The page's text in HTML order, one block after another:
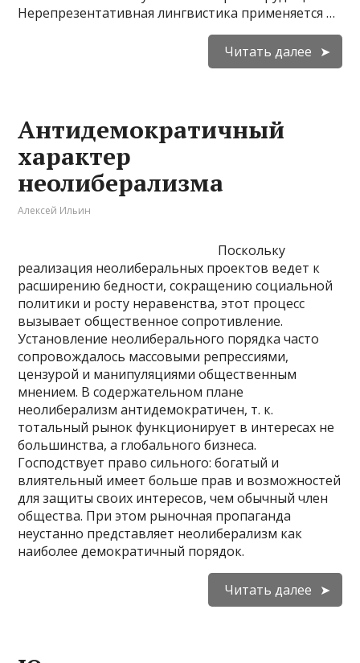
Нерепрезентативная лингвистика применяется …
Читать далее
Антидемократичный
характер
неолиберализма
Алексей Ильин
Поскольку
реализация неолиберальных проектов ведет к
расширению бедности, сокращению соци­альной
политики и росту неравенства, этот процесс
вызывает общественное сопротивление.
Установление неоли­берального порядка часто
сопровождалось массовыми репрессиями,
цензурой и манипуляциями общественным
мнением. В содержательном плане
неолиберализм антидемократичен, т. к.
тотальный рынок функционирует в инте­ресах не
большинства, а глобального бизнеса.
Господствует право сильного: богатый и
влиятельный имеет больше прав и возможностей
для защиты своих интересов, чем обычный член
общества. При этом рыночная пропаганда
неустанно представляет неолиберализм как
наиболее демократичный порядок.
Читать далее